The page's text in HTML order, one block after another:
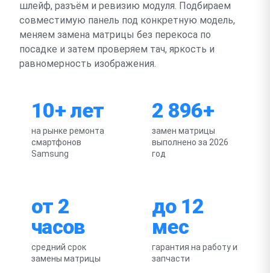
шлейф, разъём и ревизию модуля. Подбираем
совместимую панель под конкретную модель,
меняем замена матрицы без перекоса по
посадке и затем проверяем тач, яркость и
равномерность изображения.
10+ лет
на рынке ремонта
смартфонов
Samsung
2 896+
замен матрицы
выполнено за 2026
год
от 2
часов
средний срок
замены матрицы
до 12
мес
гарантия на работу и
запчасти